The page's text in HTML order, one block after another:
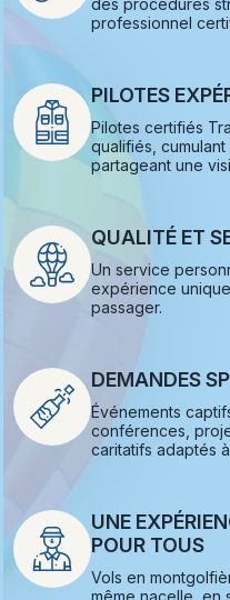
des procédures
professionnel
PILOTES
Pilotes certifiés
qualifiés,
partageant une
QUALITÉ ET
Un service
expérience
passager.
DEMANDES
Événements
conférences,
caritatifs adaptés
UNE
POUR TOUS
Vols en
même nacelle, en